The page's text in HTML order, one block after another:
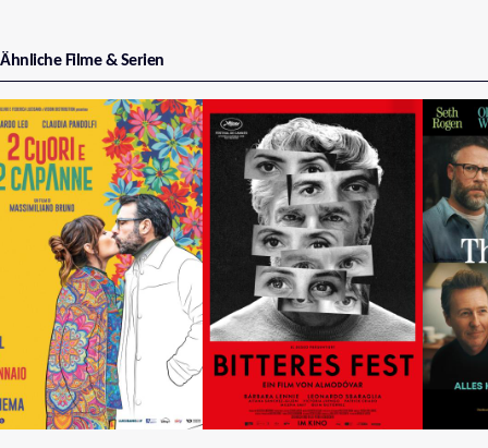
Ähnliche Filme & Serien